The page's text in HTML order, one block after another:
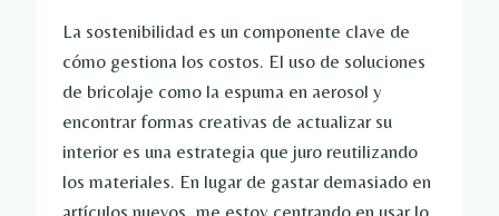
La sostenibilidad es un componente clave de
cómo gestiona los costos. El uso de soluciones
de bricolaje como la espuma en aerosol y
encontrar formas creativas de actualizar su
interior es una estrategia que juro reutilizando
los materiales. En lugar de gastar demasiado en